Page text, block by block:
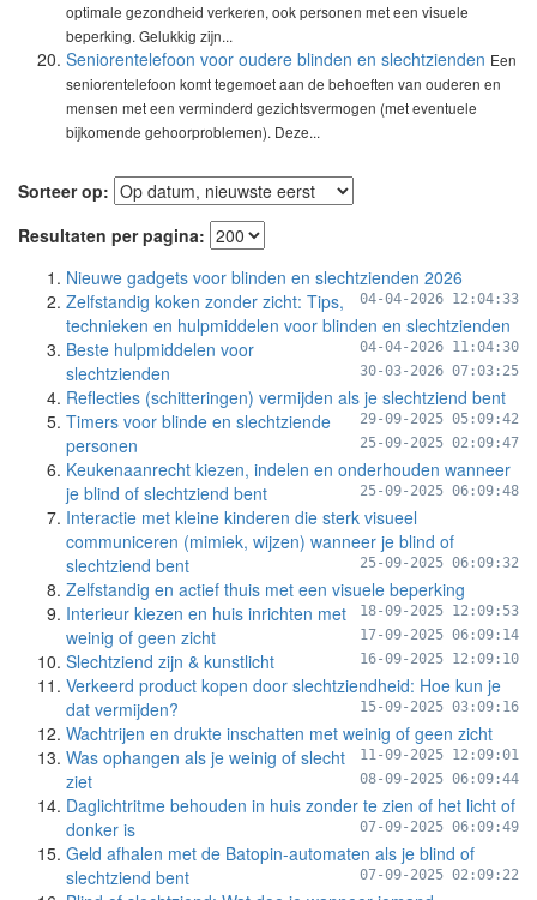
optimale gezondheid verkeren, ook personen met een visuele
beperking. Gelukkig zijn...
Seniorentelefoon voor oudere blinden en slechtzienden Een
seniorentelefoon komt tegemoet aan de behoeften van ouderen en
mensen met een verminderd gezichtsvermogen (met eventuele
bijkomende gehoorproblemen). Deze...
Sorteer op:
Resultaten per pagina:
Nieuwe gadgets voor blinden en slechtzienden 2026
04-04-2026 12:04:33
Zelfstandig koken zonder zicht: Tips,
technieken en hulpmiddelen voor blinden en slechtzienden
04-04-2026 11:04:30
Beste hulpmiddelen voor
slechtzienden
30-03-2026 07:03:25
Reflecties (schitteringen) vermijden als je slechtziend bent
29-09-2025 05:09:42
Timers voor blinde en slechtziende
personen
25-09-2025 02:09:47
Keukenaanrecht kiezen, indelen en onderhouden wanneer
je blind of slechtziend bent
25-09-2025 06:09:48
Interactie met kleine kinderen die sterk visueel
communiceren (mimiek, wijzen) wanneer je blind of
slechtziend bent
25-09-2025 06:09:32
Zelfstandig en actief thuis met een visuele beperking
18-09-2025 12:09:53
Interieur kiezen en huis inrichten met
weinig of geen zicht
17-09-2025 06:09:14
Slechtziend zijn & kunstlicht 16-09-2025 12:09:10
Verkeerd product kopen door slechtziendheid: Hoe kun je
dat vermijden?
15-09-2025 03:09:16
Wachtrijen en drukte inschatten met weinig of geen zicht
11-09-2025 12:09:01
Was ophangen als je weinig of slecht
ziet
08-09-2025 06:09:44
Daglichtritme behouden in huis zonder te zien of het licht of
donker is
07-09-2025 06:09:49
Geld afhalen met de Batopin-automaten als je blind of
slechtziend bent
07-09-2025 02:09:22